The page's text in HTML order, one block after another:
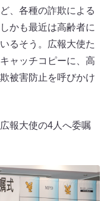
、各種の詐欺による
かも最近は高齢者に
るそう。広報大使た
ャッチコピーに、高
被害防止を呼びかけ
報大使の4人へ委嘱